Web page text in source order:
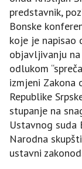
predstavnik,
Bonske
koje je napisao
objavljivanju na
odlukom
izmjeni Zakona
Republike
stupanje na
Ustavnog suda
Narodna
ustavni